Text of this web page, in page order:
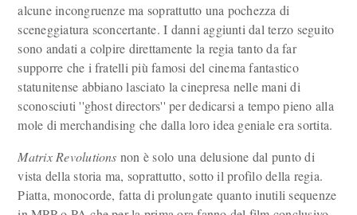
alcune incongruenze ma soprattutto una pochezza di
sceneggiatura sconcertante. I danni aggiunti dal terzo seguito
sono andati a colpire direttamente la regia tanto da far
supporre che i fratelli più famosi del cinema fantastico
statunitense abbiano lasciato la cinepresa nelle mani di
sconosciuti ''ghost directors'' per dedicarsi a tempo pieno alla
mole di merchandising che dalla loro idea geniale era sortita.
Matrix Revolutions non è solo una delusione dal punto di
vista della storia ma, soprattutto, sotto il profilo della regia.
Piatta, monocorde, fatta di prolungate quanto inutili sequenze